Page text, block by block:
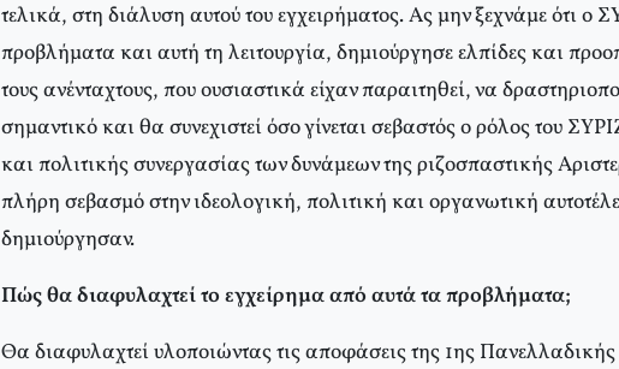
τελικά, στη διάλυση αυτού του εγχειρήματος. Ας μην ξεχνάμε ότι ο
προβλήματα και αυτή τη λειτουργία, δημιούργησε ελπίδες και
τους ανένταχτους, που ουσιαστικά είχαν παραιτηθεί, να
σημαντικό και θα συνεχιστεί όσο γίνεται σεβαστός ο ρόλος του
και πολιτικής συνεργασίας των δυνάμεων της ριζοσπαστικής
πλήρη σεβασμό στην ιδεολογική, πολιτική και οργανωτική
δημιούργησαν.
Πώς θα διαφυλαχτεί το εγχείρημα από αυτά τα προβλήματα;
Θα διαφυλαχτεί υλοποιώντας τις αποφάσεις της 1ης